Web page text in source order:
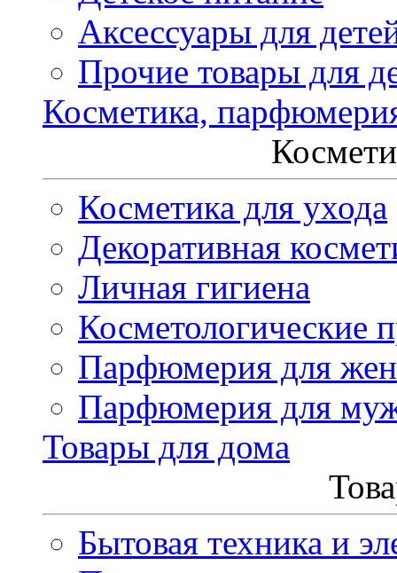
Аксессуары для
Прочие товары для
Косметика,
Косметика для ухода
Декоративная
Личная гигиена
Косметологические
Парфюмерия для
Парфюмерия для
Товары для дома
Бытовая техника и